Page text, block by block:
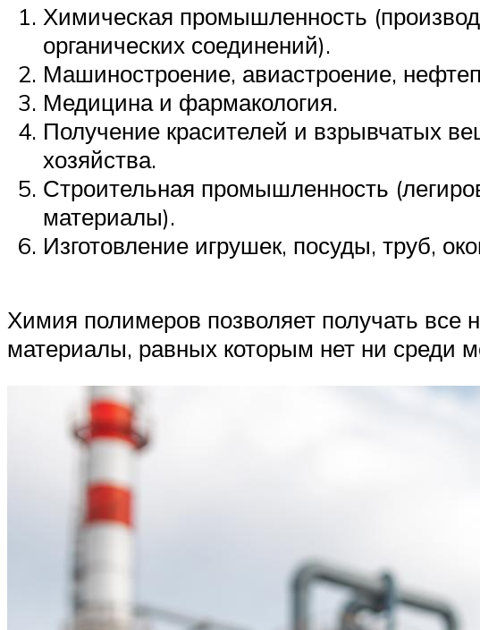
Химическая промышленность
органических соединений).
Машиностроение, авиастроение,
Медицина и фармакология.
Получение красителей и взрывчатых
хозяйства.
Строительная промышленность
материалы).
Изготовление игрушек, посуды, труб,
Химия полимеров позволяет получать
материалы, равных которым нет ни среди